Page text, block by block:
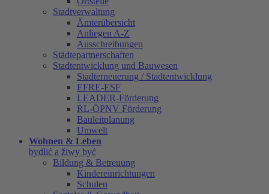
Stadtverwaltung
Ämterübersicht
Anliegen A-Z
Ausschreibungen
Städtepartnerschaften
Stadtentwicklung und Bauwesen
Stadterneuerung / Stadtentwicklung
EFRE-ESF
LEADER-Förderung
RL-ÖPNV Förderung
Bauleitplanung
Umwelt
Wohnen & Leben
bydlić a žiwy być
Bildung & Betreuung
Kindereinrichtungen
Schulen